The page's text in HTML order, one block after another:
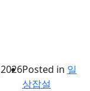
2026Posted in 일
상잡설